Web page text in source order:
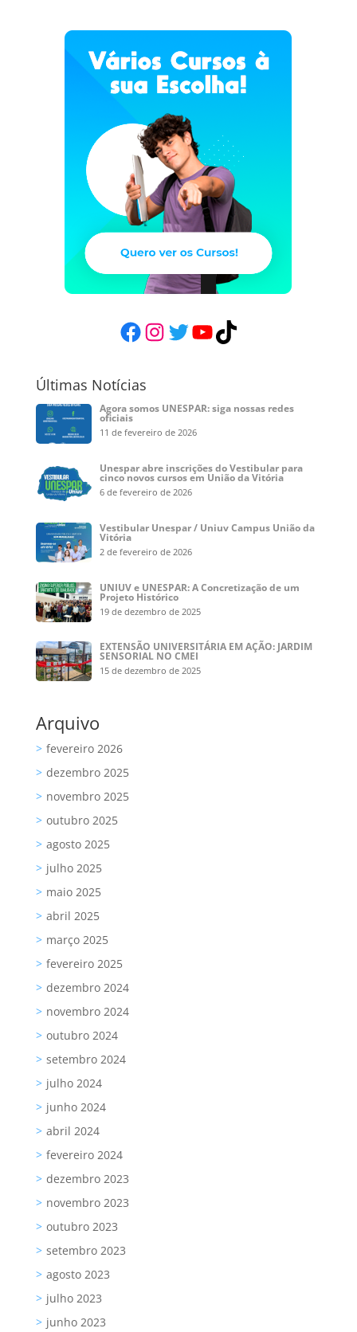
Facebook
Instagram
Twitter
YouTube
TikTok
Últimas Notícias
Agora somos UNESPAR: siga nossas redes
oficiais
11 de fevereiro de 2026
Unespar abre inscrições do Vestibular para
cinco novos cursos em União da Vitória
6 de fevereiro de 2026
Vestibular Unespar / Uniuv Campus União da
Vitória
2 de fevereiro de 2026
UNIUV e UNESPAR: A Concretização de um
Projeto Histórico
19 de dezembro de 2025
EXTENSÃO UNIVERSITÁRIA EM AÇÃO: JARDIM
SENSORIAL NO CMEI
15 de dezembro de 2025
Arquivo
fevereiro 2026
dezembro 2025
novembro 2025
outubro 2025
agosto 2025
julho 2025
maio 2025
abril 2025
março 2025
fevereiro 2025
dezembro 2024
novembro 2024
outubro 2024
setembro 2024
julho 2024
junho 2024
abril 2024
fevereiro 2024
dezembro 2023
novembro 2023
outubro 2023
setembro 2023
agosto 2023
julho 2023
junho 2023